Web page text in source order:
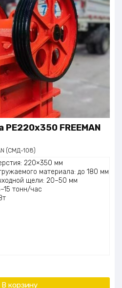
FREEMAN
(СМД-108)
220×350 мм
материала: до 180 мм
щели: 20–50 мм
тонн/час
В корзину